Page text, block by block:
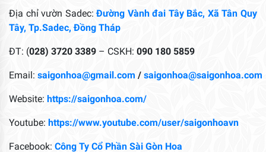
Địa chỉ vườn Sadec:Đường Vành đai Tây Bắc, Xã Tân Quy
Tây, Tp.Sadec, Đồng Tháp
ĐT: (028) 3720 3389 – CSKH: 090 180 5859
Email: saigonhoa@gmail.com / saigonhoa@saigonhoa.com
Website: https://saigonhoa.com/
Youtube: https://www.youtube.com/user/saigonhoavn
Facebook: Công Ty Cổ Phần Sài Gòn Hoa